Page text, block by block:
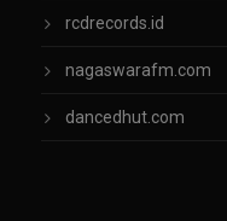
rcdrecords.id
nagaswarafm.com
dancedhut.com